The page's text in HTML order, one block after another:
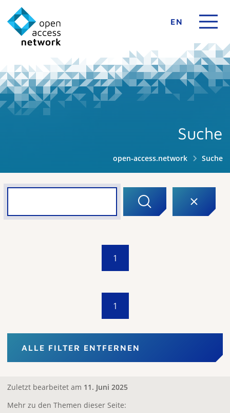
EN
Suche
open-access.network Suche
1
1
ALLE FILTER ENTFERNEN
Zuletzt bearbeitet am 11. Juni 2025
Mehr zu den Themen dieser Seite: